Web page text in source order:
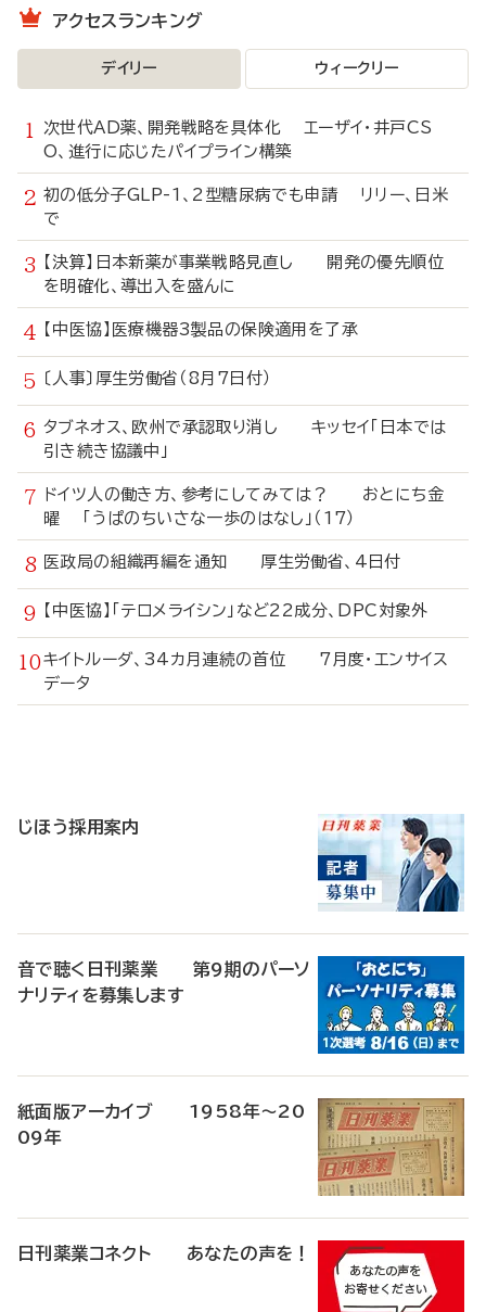
アクセスランキング
デイリー ウィークリー
次世代AD薬、開発戦略を具体化 エーザイ・井戸CS
O、進行に応じたパイプライン構築
初の低分子GLP-1、2型糖尿病でも申請 リリー、日米
で
【決算】日本新薬が事業戦略見直し 開発の優先順位
を明確化、導出入を盛んに
【中医協】医療機器3製品の保険適用を了承
〔人事〕厚生労働省（8月7日付）
タブネオス、欧州で承認取り消し キッセイ「日本では
引き続き協議中」
ドイツ人の働き方、参考にしてみては？ おとにち金
曜 「うぱのちいさな一歩のはなし」（17）
医政局の組織再編を通知 厚生労働省、4日付
【中医協】「テロメライシン」など22成分、DPC対象外
キイトルーダ、34カ月連続の首位 7月度・エンサイス
データ
じほう採用案内
音で聴く日刊薬業 第9期のパーソ
ナリティを募集します
紙面版アーカイブ 1958年～20
09年
日刊薬業コネクト あなたの声を！